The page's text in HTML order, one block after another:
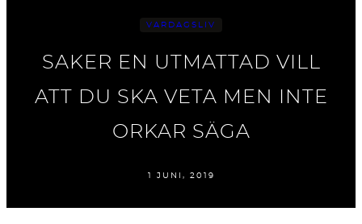
VARDAGSLIV
SAKER EN UTMATTAD VILL
ATT DU SKA VETA MEN INTE
ORKAR SÄGA
1 JUNI, 2019